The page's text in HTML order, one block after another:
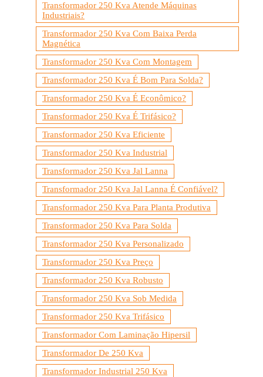
Transformador 250 Kva Atende Máquinas
Industriais?
Transformador 250 Kva Com Baixa Perda
Magnética
Transformador 250 Kva Com Montagem
Transformador 250 Kva É Bom Para Solda?
Transformador 250 Kva É Econômico?
Transformador 250 Kva É Trifásico?
Transformador 250 Kva Eficiente
Transformador 250 Kva Industrial
Transformador 250 Kva Jal Lanna
Transformador 250 Kva Jal Lanna É Confiável?
Transformador 250 Kva Para Planta Produtiva
Transformador 250 Kva Para Solda
Transformador 250 Kva Personalizado
Transformador 250 Kva Preço
Transformador 250 Kva Robusto
Transformador 250 Kva Sob Medida
Transformador 250 Kva Trifásico
Transformador Com Laminação Hipersil
Transformador De 250 Kva
Transformador Industrial 250 Kva